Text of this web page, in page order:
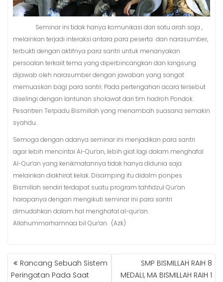
Seminar ini tidak hanya komunikasi dari satu arah saja ,
melainkan terjadi interaksi antara para peserta dan narasumber,
terbukti dengan aktifnya para santri untuk menanyakan
persoalan terkaiit tema yang diperbincangkan dan langsung
dijawab oleh narasumber dengan jawaban yang sangat
memuaskan bagi para santri. Pada pertengahan acara tersebut
diselingi dengan lantunan sholawat dari tim hadroh Pondok
Pesantren Terpadu Bismillah yang menambah suasana semakin
syahdu.
Semoga dengan adanya seminar ini menjadikan para santri
agar lebih mencintai Al-Qur’an, lebih giat lagi dalam menghafal
Al-Qur’an yang kenikmatannya tidak hanya didunia saja
melainkan diakhirat kelak. Disamping itu didalm ponpes
Bismillah sendiri terdapat suatu program tahfidzul Qur’an
harapanya dengan mengikuti seminar ini para santri
dimudahkan dalam hal menghafal al-qur’an.
Allahummarhamnaa bil Qur’an. (Azk)
POST
NAVIGATION
Rancang Sebuah Sistem
Peringatan Pada Saat
SMP BISMILLAH RAIH 8
MEDALI, MA BISMILLAH RAIH 1